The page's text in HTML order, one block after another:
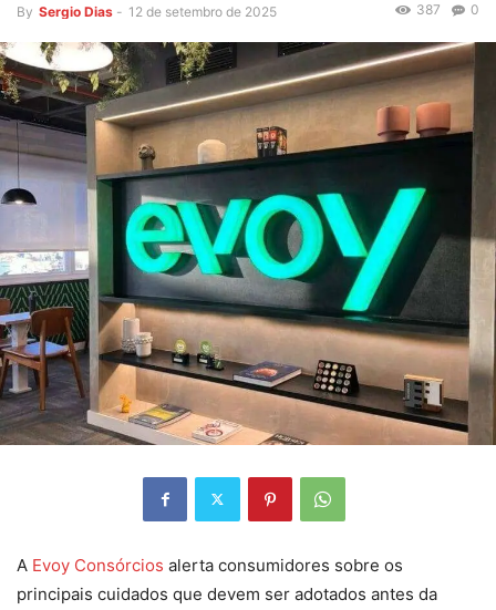
By Sergio Dias - 12 de setembro de 2025 0
387
A Evoy Consórcios alerta consumidores sobre os
principais cuidados que devem ser adotados antes da